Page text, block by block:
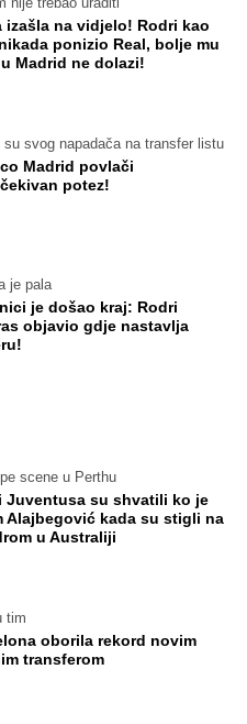
izašla na vidjelo! Rodri kao
ponizio Real, bolje mu
Madrid ne dolazi!
su svog napadača na transfer listu
Madrid povlači
potez!
je pala
je došao kraj: Rodri
objavio gdje nastavlja
scene u Perthu
Juventusa su shvatili ko je
Alajbegović kada su stigli na
u Australiji
tim
oborila rekord novim
transferom